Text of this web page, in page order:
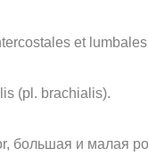
et
(pl. brachialis).
большая и малая